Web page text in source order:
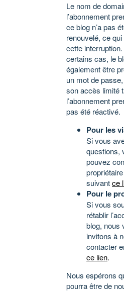
Le nom de
l’abonnement
ce blog n’a pas
renouvelé, ce
cette
certains cas, le
également être
un mot de
son accès limité
l’abonnement
pas été réactivé.
Pour les
Si vous
questions,
pouvez
suivantce
Pour le
Si vous
rétablir
blog, nous
invitons à
contacter
ce lien.
Nous espérons
pourra être de